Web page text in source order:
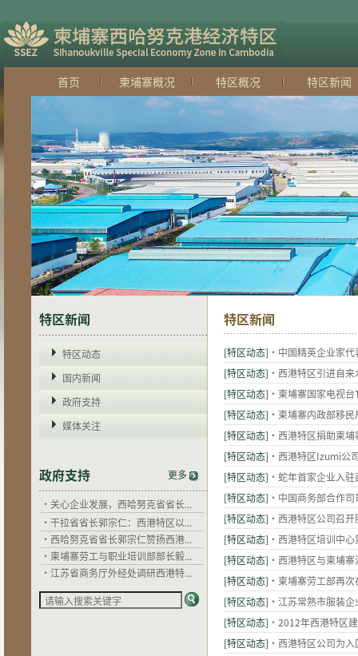
首页 柬埔寨概况 特区概况 特区新闻
特区新闻
特区动态
国内新闻
政府支持
媒体关注
政府支持 更多
干拉省省长郭宗仁：西港特区以...
西哈努克省省长郭宗仁赞扬西港...
柬埔寨劳工与职业培训部部长毅...
·江苏省住建厅希望以西港特区为...
·关心企业发展，西哈努克省省长...
·干拉省省长郭宗仁：西港特区以...
·西哈努克省省长郭宗仁赞扬西港...
·柬埔寨劳工与职业培训部部长毅...
·江苏省商务厅外经处调研西港特...
中国驻柬埔寨大使馆到西港特区...
·江苏省住建厅希望以西港特区为...
特区新闻
[特区动态] ·中国精英企业家
[特区动态] ·西港特区引进自
[特区动态] ·柬埔寨国家电视台
[特区动态] ·柬埔寨内政部移
[特区动态] ·西港特区捐助柬埔
[特区动态] ·西港特区Izumi公
[特区动态] ·蛇年首家企业入驻
[特区动态] ·中国商务部合作
[特区动态] ·西港特区公司召开
[特区动态] ·西港特区培训中
[特区动态] ·西港特区与柬埔
[特区动态] ·柬埔寨劳工部再
[特区动态] ·江苏常熟市服装
[特区动态] ·2012年西港特区
[特区动态] ·西港特区公司为